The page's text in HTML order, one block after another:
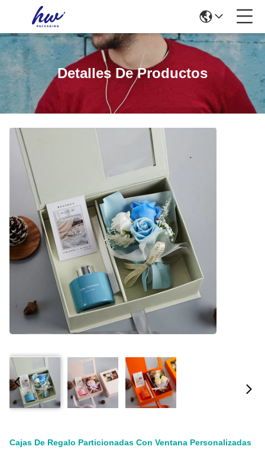
Detalles De Productos
Cajas De Regalo Particionadas Con Ventana Personalizadas